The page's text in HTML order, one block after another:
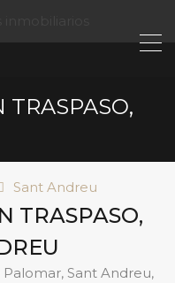
TRASPASO,
Sant Andreu
TRASPASO,
Sant Andreu,